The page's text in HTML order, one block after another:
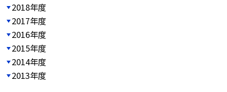
2018年度
2017年度
2016年度
2015年度
2014年度
2013年度